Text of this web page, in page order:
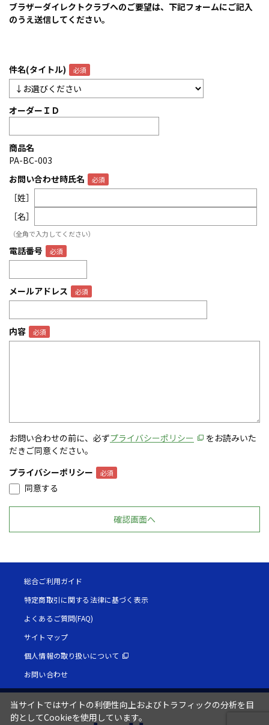
ブラザーダイレクトクラブへのご要望は、下記フォームにご記入
のうえ送信してください。
件名(タイトル)
オーダーＩＤ
商品名
PA-BC-003
お問い合わせ時氏名
［姓］
［名］
（全角で入力してください）
電話番号
メールアドレス
内容
お問い合わせの前に、必ずプライバシーポリシー
をお読みいた
だきご同意ください。
プライバシーポリシー
同意する
総合ご利用ガイド
特定商取引に関する法律に基づく表示
よくあるご質問(FAQ)
サイトマップ
個人情報の取り扱いについて
お問い合わせ
当サイトではサイトの利便性向上およびトラフィックの分析を目
的としてCookieを使用しています。